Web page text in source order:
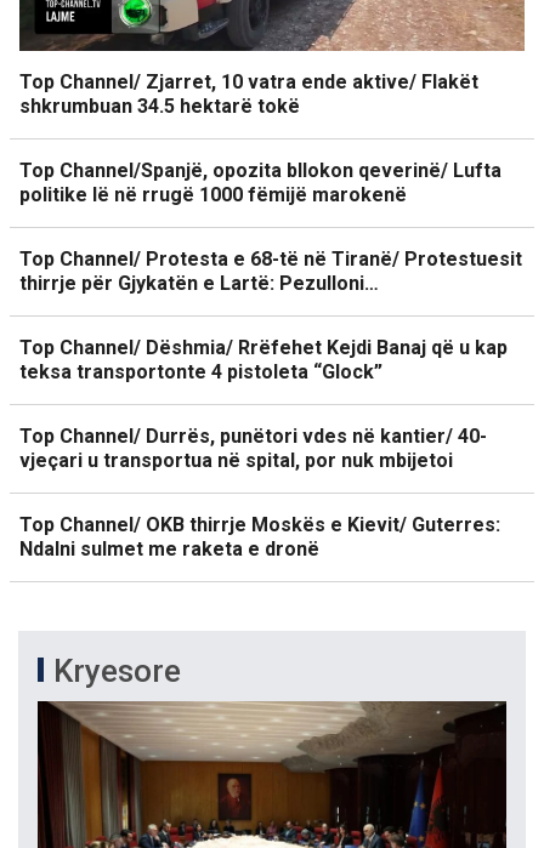
Top Channel/ Zjarret, 10 vatra ende aktive/ Flakët
shkrumbuan 34.5 hektarë tokë
Top Channel/Spanjë, opozita bllokon qeverinë/ Lufta
politike lë në rrugë 1000 fëmijë marokenë
Top Channel/ Protesta e 68-të në Tiranë/ Protestuesit
thirrje për Gjykatën e Lartë: Pezulloni…
Top Channel/ Dëshmia/ Rrëfehet Kejdi Banaj që u kap
teksa transportonte 4 pistoleta “Glock”
Top Channel/ Durrës, punëtori vdes në kantier/ 40-
vjeçari u transportua në spital, por nuk mbijetoi
Top Channel/ OKB thirrje Moskës e Kievit/ Guterres:
Ndalni sulmet me raketa e dronë
Kryesore